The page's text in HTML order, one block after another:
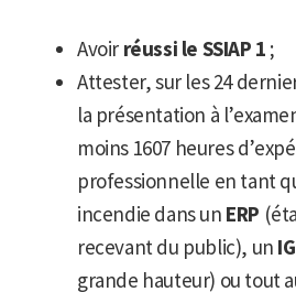
Avoir réussi le SSIAP 1 ;
Attester, sur les 24
la présentation à
moins 1607 heures
professionnelle en tant
incendie dans un ERP
recevant du public), un
grande hauteur) ou tout